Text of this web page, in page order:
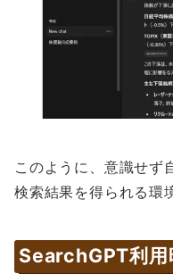
このように、意識せず
検索結果を得られる環
SearchGPT利用